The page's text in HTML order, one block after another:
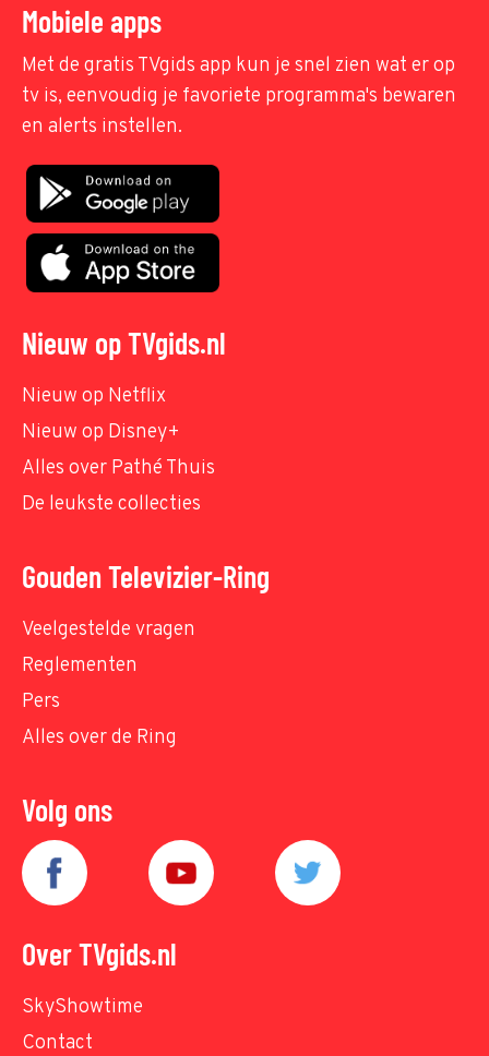
Mobiele apps
Met de gratis TVgids app kun je snel zien wat er op
tv is, eenvoudig je favoriete programma's bewaren
en alerts instellen.
Nieuw op TVgids.nl
Nieuw op Netflix
Nieuw op Disney+
Alles over Pathé Thuis
De leukste collecties
Gouden Televizier-Ring
Veelgestelde vragen
Reglementen
Pers
Alles over de Ring
Volg ons
Over TVgids.nl
SkyShowtime
Contact